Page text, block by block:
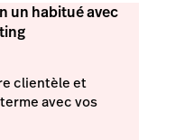
un habitué avec
clientèle et
avec vos